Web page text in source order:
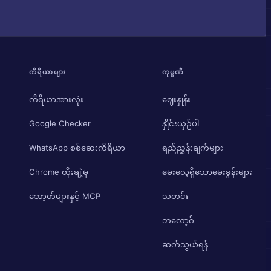
ကိရိယာများ
ကိရိယာအားလုံး
Google Checker
WhatsApp စစ်ဆေးကိရိယာ
Chrome တိုးချဲ့မှု
ဘော့တ်များနှင့် MCP
ကုမ္ပဏီ
ဈေးနှုန်း
နှိုင်းယှဉ်ပါ
ရည်ညွှန်းချက်များ
မေးလေ့ရှိသောမေးခွန်းများ
သတင်း
ဘလော့ဂ်
ဆက်သွယ်ရန်